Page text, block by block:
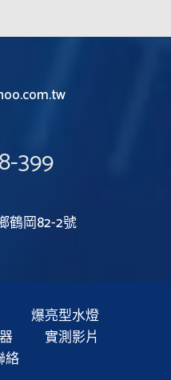
399
鶴岡82-2號
爆亮型水燈
實測影片
絡